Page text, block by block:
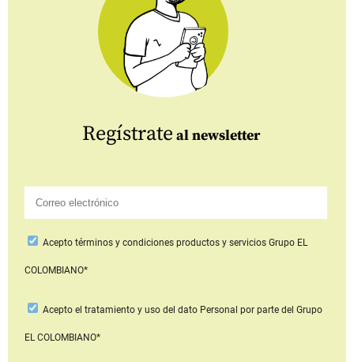
Regístrate al newsletter
Aceptotérminos y condiciones productos y serviciosGrupo EL
COLOMBIANO*
Acepto el tratamiento y uso del dato Personal por parte del Grupo
EL COLOMBIANO*